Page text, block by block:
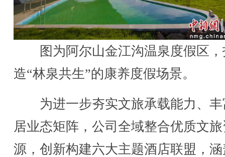
图为阿尔山金江沟温泉度假区
造“林泉共生”的康养度假场景。
为进一步夯实文旅承载能力、丰
居业态矩阵，公司全域整合优质文
源，创新构建六大主题酒店联盟，